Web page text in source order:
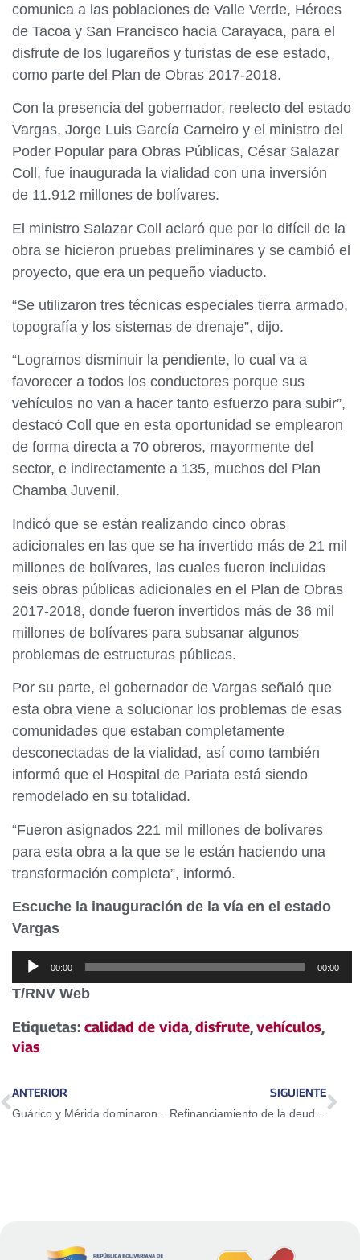
comunica a las poblaciones de Valle Verde, Héroes
de Tacoa y San Francisco hacia Carayaca, para el
disfrute de los lugareños y turistas de ese estado,
como parte del Plan de Obras 2017-2018.
Con la presencia del gobernador, reelecto del estado
Vargas, Jorge Luis García Carneiro y el ministro del
Poder Popular para Obras Públicas, César Salazar
Coll, fue inaugurada la vialidad con una inversión
de 11.912 millones de bolívares.
El ministro Salazar Coll aclaró que por lo difícil de la
obra se hicieron pruebas preliminares y se cambió el
proyecto, que era un pequeño viaducto.
“Se utilizaron tres técnicas especiales tierra armado,
topografía y los sistemas de drenaje”, dijo.
“Logramos disminuir la pendiente, lo cual va a
favorecer a todos los conductores porque sus
vehículos no van a hacer tanto esfuerzo para subir”,
destacó Coll que en esta oportunidad se emplearon
de forma directa a 70 obreros, mayormente del
sector, e indirectamente a 135, muchos del Plan
Chamba Juvenil.
Indicó que se están realizando cinco obras
adicionales en las que se ha invertido más de 21 mil
millones de bolívares, las cuales fueron incluidas
seis obras públicas adicionales en el Plan de Obras
2017-2018, donde fueron invertidos más de 36 mil
millones de bolívares para subsanar algunos
problemas de estructuras públicas.
Por su parte, el gobernador de Vargas señaló que
esta obra viene a solucionar los problemas de esas
comunidades que estaban completamente
desconectadas de la vialidad, así como también
informó que el Hospital de Pariata está siendo
remodelado en su totalidad.
“Fueron asignados 221 mil millones de bolívares
para esta obra a la que se le están haciendo una
transformación completa”, informó.
Escuche la inauguración de la vía en el estado
Vargas
Reproductor
de
00:00 00:00
T/RNV Web
Etiquetas: calidad de vida,disfrute,vehículos,
vias
ANTERIOR SIGUIENTE